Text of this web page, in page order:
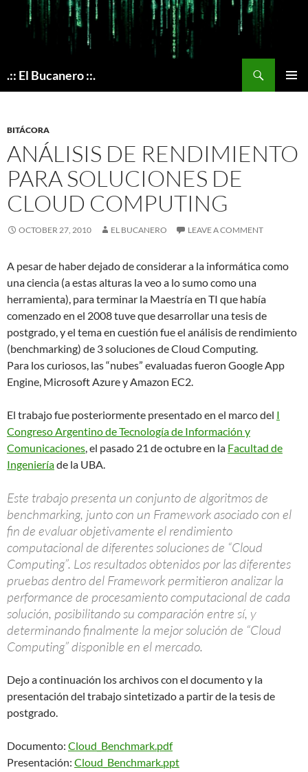
content
.:: El Bucanero ::.
BITÁCORA
ANÁLISIS DE RENDIMIENTO
PARA SOLUCIONES DE
CLOUD COMPUTING
OCTOBER 27, 2010 EL BUCANERO LEAVE A COMMENT
A pesar de haber dejado de considerar a la informática como
una ciencia (a estas alturas la veo a lo sumo como una
herramienta), para terminar la Maestría en TI que había
comenzado en el 2008 tuve que desarrollar una tesis de
postgrado, y el tema en cuestión fue el análisis de rendimiento
(benchmarking) de 3 soluciones de Cloud Computing.
Para los curiosos, las “nubes” evaluadas fueron Google App
Engine, Microsoft Azure y Amazon EC2.
El trabajo fue posteriormente presentado en el marco del I
Congreso Argentino de Tecnología de Información y
Comunicaciones, el pasado 21 de octubre en la Facultad de
Ingenieríade la UBA.
Este trabajo presenta un conjunto de algoritmos de
benchmarking, junto con un Framework asociado con el
fin de evaluar objetivamente el rendimiento
computacional de diferentes soluciones de “Cloud
Computing”. Los resultados obtenidos por las diferentes
pruebas dentro del Framework permitieron analizar la
performance de procesamiento computacional de cada
solución, posibilitando su comparación entre sí, y
determinando finalmente la mejor solución de “Cloud
Computing” disponible en el mercado.
Dejo a continuación los archivos con el documento y la
presentación del trabajo sintetizado a partir de la tesis de
postgrado.
Documento: Cloud_Benchmark.pdf
Presentación: Cloud_Benchmark.ppt